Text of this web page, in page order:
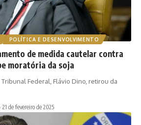
POLÍTICA E DESENVOLVIMENTO
de medida cautelar contra
moratória da soja
Federal, Flávio Dino, retirou da
21 de fevereiro de 2025